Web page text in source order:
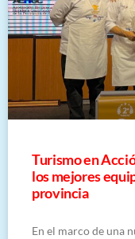
Turismo en
los mejores
provincia
En el marco de una